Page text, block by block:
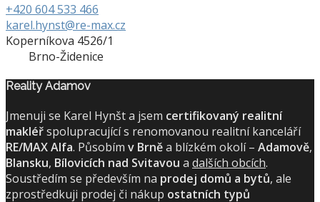
+420 604 533 466
karel.hynst@re-max.cz
Koperníkova 4526/1
Brno-Židenice
Reality Adamov
Jmenuji se Karel Hynšt a jsem certifikovaný realitní
makléřspolupracující s renomovanou realitní kanceláří
RE/MAX Alfa. Působím v Brněa blízkém okolí – Adamově,
Blansku, Bílovicích nad Svitavou a dalších obcích.
Soustředím se především na prodej domů a bytů, ale
zprostředkuji prodej či nákup ostatních typů